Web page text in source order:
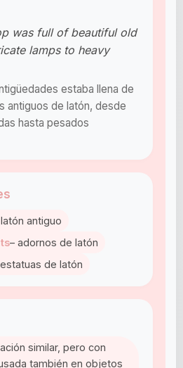
was full of beautiful old
lamps to heavy
estaba llena de
antiguos de latón, desde
hasta pesados
antiguo
– adornos de latón
de latón
similar, pero con
también en objetos